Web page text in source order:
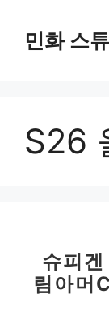
민화 스
S26
슈피
림아머